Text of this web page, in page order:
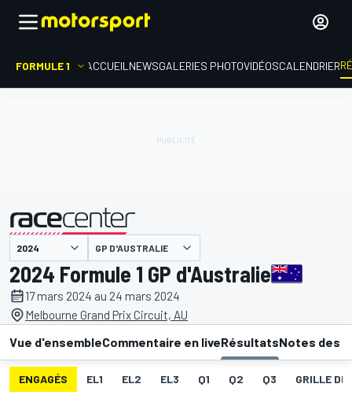
FORMULE 1 ACCUEIL NEWSGALERIES PHOTOVIDÉOSCALENDRIER
présenté par GP D'AUSTRALIE
2024 Formule 1 GP d'Australie
17 mars 2024 au 24 mars 2024
Melbourne Grand Prix Circuit, AU
Vue d'ensembleCommentaire en liveRésultatsNotes des
ENGAGÉS EL1 EL2 EL3 Q1 Q2 Q3 GRILLE DE